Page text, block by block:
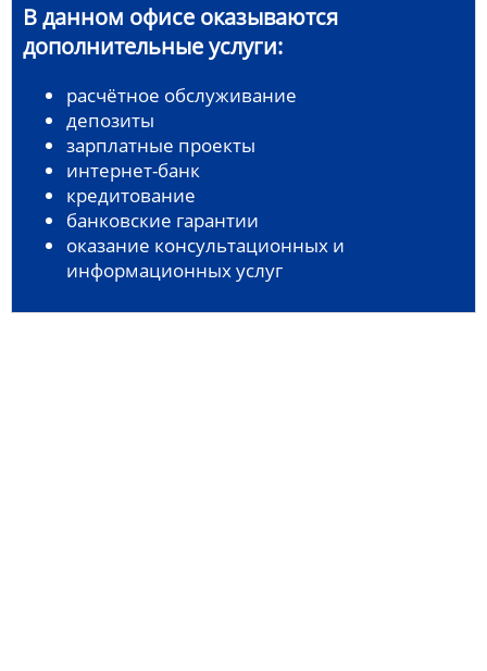
В данном офисе оказываются
дополнительные услуги:
расчётное обслуживание
депозиты
зарплатные проекты
интернет-банк
кредитование
банковские гарантии
оказание консультационных и
информационных услуг